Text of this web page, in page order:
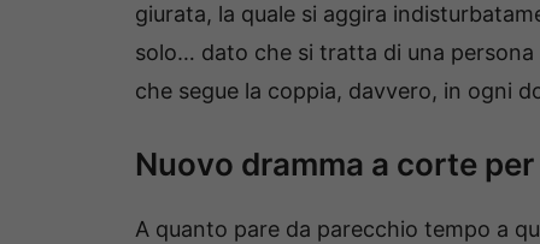
giurata, la quale si aggira
solo… dato che si tratta di una
che segue la coppia, davvero, in ogni
Nuovo dramma a corte
A quanto pare da parecchio tempo a